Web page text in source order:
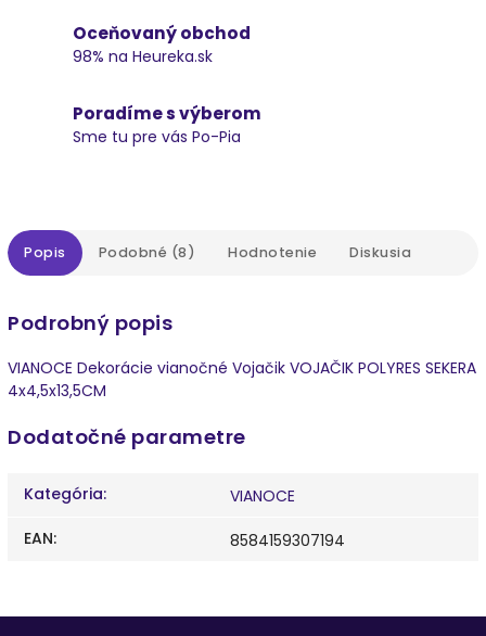
Oceňovaný obchod
98% na Heureka.sk
Poradíme s výberom
Sme tu pre vás Po-Pia
Popis Podobné (8) Hodnotenie Diskusia
Podrobný popis
VIANOCE Dekorácie vianočné Vojačik VOJAČIK POLYRES SEKERA
4x4,5x13,5CM
Dodatočné parametre
Kategória:
VIANOCE
EAN: 8584159307194